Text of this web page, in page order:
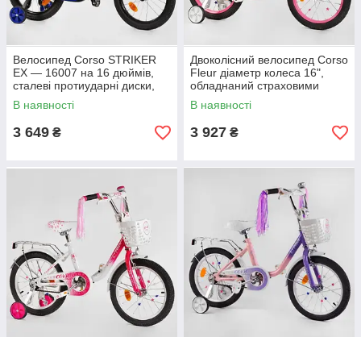
Велосипед Corso STRIKER
EX — 16007 на 16 дюймів,
сталеві протиударні диски,
ручне гальмо, дод. колеса
В наявності
3 649 ₴
Двоколісний велосипед Corso
Fleur діаметр колеса 16",
обладнаний страховими
колесами, ручним гальмами,
кошик
В наявності
3 927 ₴